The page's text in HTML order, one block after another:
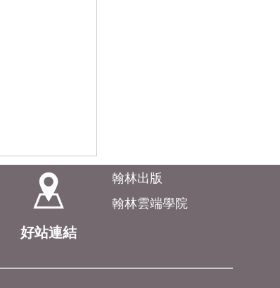
好站連結
翰林出版
翰林雲端學院